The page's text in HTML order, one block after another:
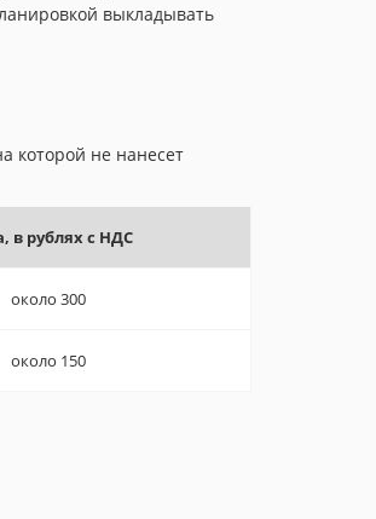
выкладывать
которой не нанесет
в рублях с НДС
около 300
около 150